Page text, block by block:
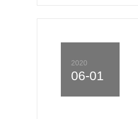
2020
06-01